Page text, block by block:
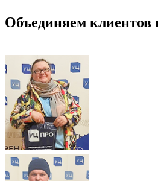
Объединяем клиентов